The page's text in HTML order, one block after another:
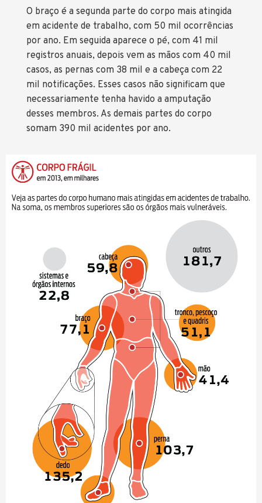
O braço é a segunda parte do corpo mais atingida
em acidente de trabalho, com 50 mil ocorrências
por ano. Em seguida aparece o pé, com 41 mil
registros anuais, depois vem as mãos com 40 mil
casos, as pernas com 38 mil e a cabeça com 22
mil notificações. Esses casos não significam que
necessariamente tenha havido a amputação
desses membros. As demais partes do corpo
somam 390 mil acidentes por ano.